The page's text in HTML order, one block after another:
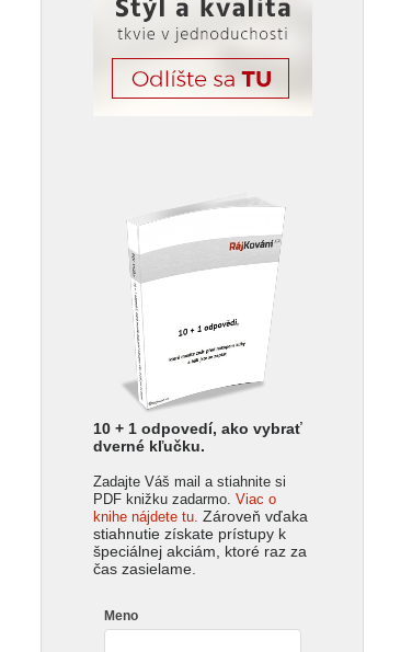
10 + 1 odpovedí, ako vybrať
dverné kľučku.
Zadajte Váš mail a stiahnite si
PDF knižku zadarmo. Viac o
knihe nájdete tu. Zároveň vďaka
stiahnutie získate prístupy k
špeciálnej akciám, ktoré raz za
čas zasielame.
Meno